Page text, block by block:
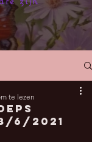
6/2021
te lezen